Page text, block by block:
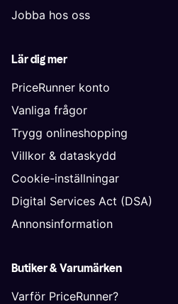
Jobba hos oss
Lär dig mer
PriceRunner konto
Vanliga frågor
Trygg onlineshopping
Villkor & dataskydd
Cookie-inställningar
Digital Services Act (DSA)
Annonsinformation
Butiker & Varumärken
Varför PriceRunner?